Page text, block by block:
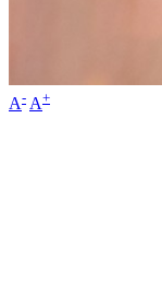
A- A+